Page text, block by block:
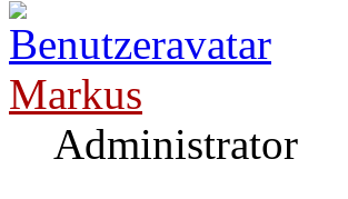
Markus
Administrator